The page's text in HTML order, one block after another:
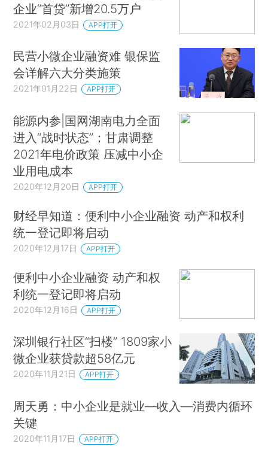
企业“首贷”新增20.5万户
2021年02月03日 APP打开
民营小微企业融资难 银保监
会详解六大分类施策
2021年01月22日 APP打开
能源内参|国网湖南电力全面
进入“战时状态”；甘肃调整
2021年电价政策 压减中小企
业用电成本
2020年12月20日 APP打开
财经早知道：便利中小企业融资 动产和权利
统一登记即将启动
2020年12月17日 APP打开
便利中小企业融资 动产和权
利统一登记即将启动
2020年12月16日 APP打开
深圳银行社区“扫楼” 1809家小
微企业获贷款超58亿元
2020年11月21日 APP打开
周天勇：中小企业是就业—收入—消费内循环
关键
2020年11月17日 APP打开